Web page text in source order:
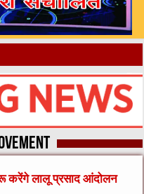
करेंगे लालू प्रसाद आंदोलन